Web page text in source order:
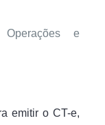
e
emitir o CT-e,